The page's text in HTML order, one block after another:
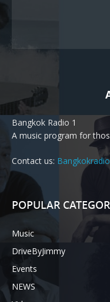
Bangkok Radio 1
A music program for
Contact us:
POPULAR
Music
DriveByJimmy
Events
NEWS